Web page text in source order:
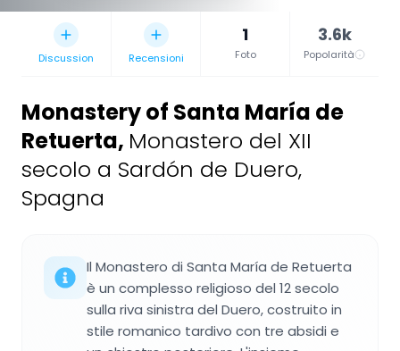
Discussion Recensioni
1
Foto
3.6k
Popolarità
Monastery of Santa María de
Retuerta, Monastero del XII
secolo a Sardón de Duero,
Spagna
Il Monastero di Santa María de Retuerta
è un complesso religioso del 12 secolo
sulla riva sinistra del Duero, costruito in
stile romanico tardivo con tre absidi e